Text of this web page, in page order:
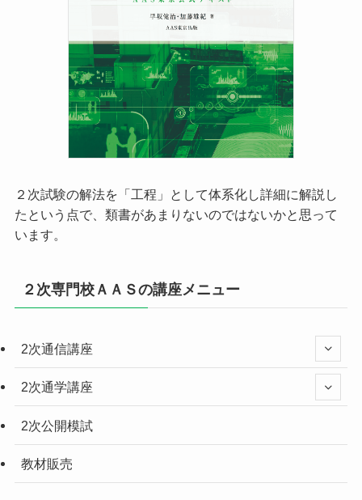
２次試験の解法を「工程」として体系化し詳細に解説し
たという点で、類書があまりないのではないかと思って
います。
２次専門校ＡＡＳの講座メニュー
2次通信講座
2次通学講座
2次公開模試
教材販売